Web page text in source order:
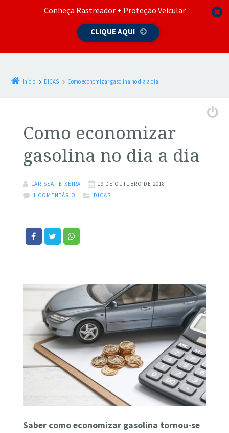
Conheça Rastreador + Proteção Veicular
CLIQUE AQUI
Início DICAS Como economizar gasolina no dia a dia
Como economizar
gasolina no dia a dia
LARISSA TEIXEIRA
19 DE OUTUBRO DE 2018
1 COMENTÁRIO
DICAS
Saber como economizar gasolina tornou-se